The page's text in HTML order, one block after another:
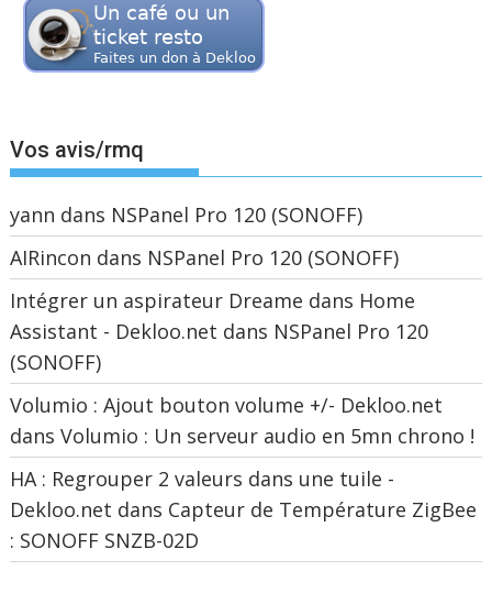
Vos avis/rmq
yann dans NSPanel Pro 120 (SONOFF)
AIRincon dans NSPanel Pro 120 (SONOFF)
Intégrer un aspirateur Dreame dans Home
Assistant - Dekloo.net dans NSPanel Pro 120
(SONOFF)
Volumio : Ajout bouton volume +/- Dekloo.net
dansVolumio : Un serveur audio en 5mn chrono !
HA : Regrouper 2 valeurs dans une tuile -
Dekloo.net dans Capteur de Température ZigBee
: SONOFF SNZB-02D